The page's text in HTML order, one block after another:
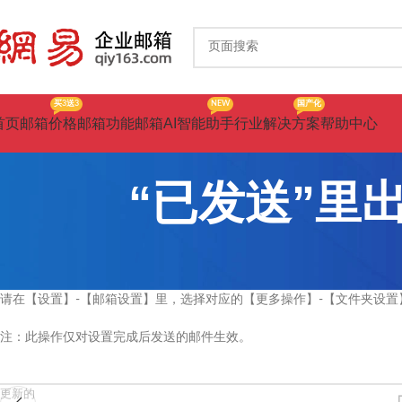
页邮箱价格
买3送3
邮箱功能邮箱AI智能助手
NEW
行业解决方案
国产化
帮助中心
“已发送”里
请在【设置】-【邮箱设置】里，选择对应的【更多操作】-【文件夹设
注：此操作仅对设置完成后发送的邮件生效。
更新的